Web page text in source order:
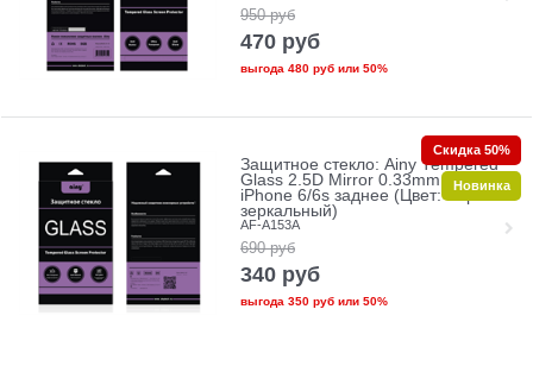
950 руб
470 руб
выгода 480 рубили 50%
Защитное стекло: Ainy Tempered
Glass 2.5D Mirror 0.33mm для
iPhone 6/6s заднее (Цвет: Черно-
зеркальный)
AF-A153A
690 руб
340 руб
выгода 350 рубили 50%
Скидка 50%
Новинка